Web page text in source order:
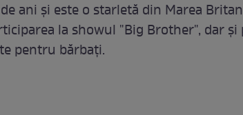
ani și este o starletă din Marea
la showul "Big Brother", dar și
pentru bărbați.